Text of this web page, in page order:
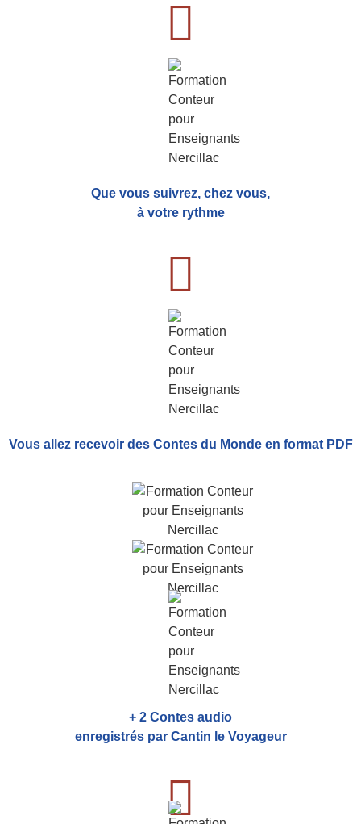
Que vous suivrez, chez vous,
à votre rythme
Vous allez recevoir des Contes du Monde en format PDF
+ 2 Contes audio
enregistrés par Cantin le Voyageur